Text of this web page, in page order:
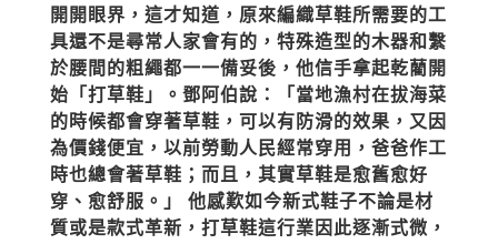
開開眼界，這才知道，原來編織草鞋所需要的工
具還不是尋常人家會有的，特殊造型的木器和繫
於腰間的粗繩都一一備妥後，他信手拿起乾藺開
始「打草鞋」。鄧阿伯說：「當地漁村在拔海菜
的時候都會穿著草鞋，可以有防滑的效果，又因
為價錢便宜，以前勞動人民經常穿用，爸爸作工
時也總會著草鞋；而且，其實草鞋是愈舊愈好
穿、愈舒服。」 他感歎如今新式鞋子不論是材
質或是款式革新，打草鞋這行業因此逐漸式微，